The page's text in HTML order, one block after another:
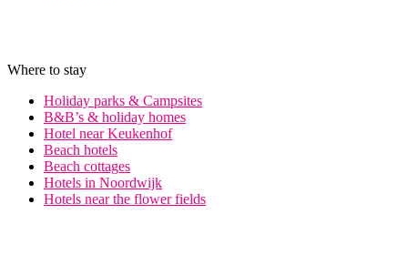
Where to stay
Holiday parks & Campsites
B&B’s & holiday homes
Hotel near Keukenhof
Beach hotels
Beach cottages
Hotels in Noordwijk
Hotels near the flower fields